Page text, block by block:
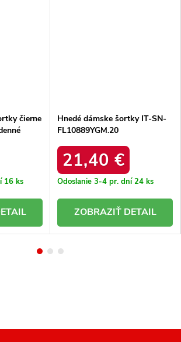
čierne
16 ks
Hnedé dámske šortky IT-SN-
FL10889YGM.20
21,40 €
Odoslanie 3-4 pr. dní24 ks
DETAIL